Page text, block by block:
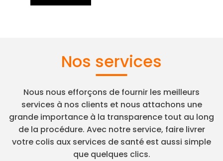
Nos services
Nous nous efforçons de fournir les meilleurs
services à nos clients et nous attachons une
grande importance à la transparence tout au long
de la procédure. Avec notre service, faire livrer
votre colis aux services de santé est aussi simple
que quelques clics.